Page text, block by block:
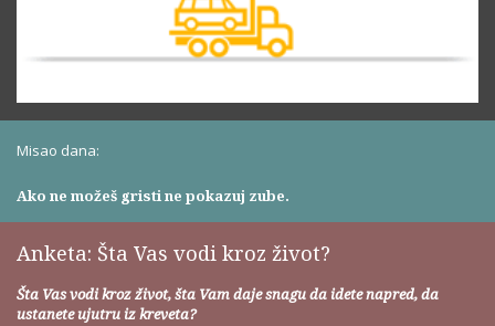
Misao dana:
Ako ne možeš gristi ne pokazuj zube.
Anketa: Šta Vas vodi kroz život?
Šta Vas vodi kroz život, šta Vam daje snagu da idete napred, da
ustanete ujutru iz kreveta?